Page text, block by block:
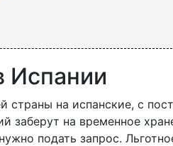
страны на испанские, с
заберут на временное
подать запрос.